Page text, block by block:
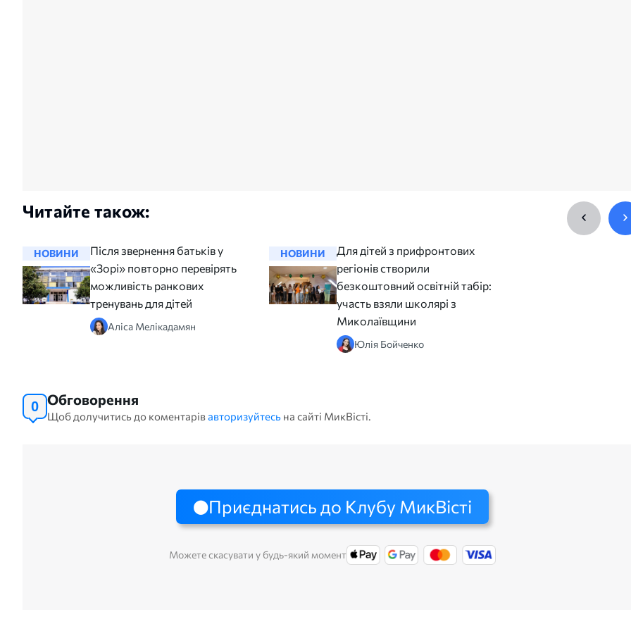
Читайте також:
НОВИНИ
Після звернення батьків у
«Зорі» повторно перевірять
можливість ранкових
тренувань для дітей
Аліса Мелікадамян
НОВИНИ
Для дітей з прифронтових
регіонів створили
безкоштовний освітній табір:
участь взяли школярі з
Миколаївщини
Юлія Бойченко
0 Обговорення
Щоб долучитись до коментарівавторизуйтесь на сайті МикВісті.
Приєднатись до Клубу МикВісті
Можете скасувати у будь-який момент